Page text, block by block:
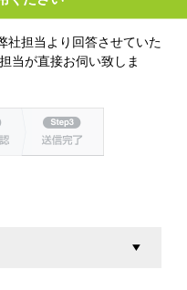
社担当より回答させていた
当が直接お伺い致しま